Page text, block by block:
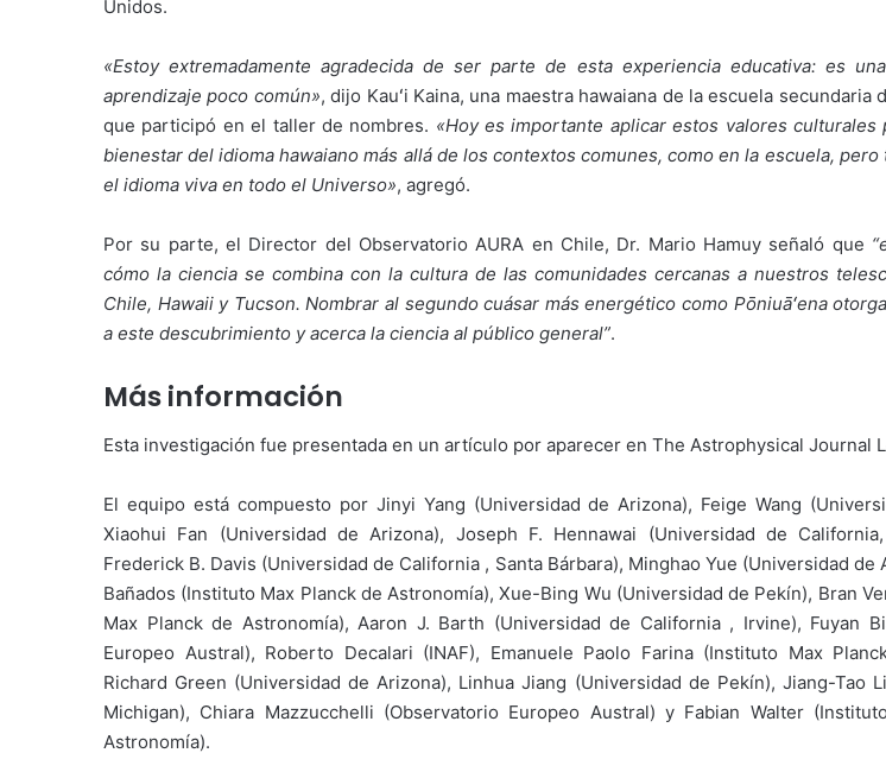
Unidos.
«Estoy extremadamente agradecida de ser parte de esta experiencia educativa: es
aprendizaje poco común», dijo Kauʻi Kaina, una maestra hawaiana de la escuela secundaria
que participó en el taller de nombres. «Hoy es importante aplicar estos valores culturales
bienestar del idioma hawaiano más allá de los contextos comunes, como en la escuela, pero
el idioma viva en todo el Universo», agregó.
Por su parte, el Director del Observatorio AURA en Chile, Dr. Mario Hamuy señaló que
cómo la ciencia se combina con la cultura de las comunidades cercanas a nuestros
Chile, Hawaii y Tucson. Nombrar al segundo cuásar más energético como Pōniuāʻena
a este descubrimiento y acerca la ciencia al público general”.
Más información
Esta investigación fue presentada en un artículo por aparecer en The Astrophysical Journal
El equipo está compuesto por Jinyi Yang (Universidad de Arizona), Feige Wang
Xiaohui Fan (Universidad de Arizona), Joseph F. Hennawai (Universidad de
Frederick B. Davis (Universidad de California , Santa Bárbara), Minghao Yue (Universidad de
Bañados (Instituto Max Planck de Astronomía), Xue-Bing Wu (Universidad de Pekín), Bran
Max Planck de Astronomía), Aaron J. Barth (Universidad de California , Irvine), Fuyan
Europeo Austral), Roberto Decalari (INAF), Emanuele Paolo Farina (Instituto Max
Richard Green (Universidad de Arizona), Linhua Jiang (Universidad de Pekín), Jiang-Tao
Michigan), Chiara Mazzucchelli (Observatorio Europeo Austral) y Fabian Walter
Astronomía).